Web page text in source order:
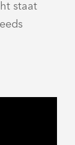
staat